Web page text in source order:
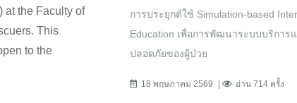
at the Faculty of
This
to the
การประยุกต์ใช้ Simulation-based
Education เพื่อการพัฒนาระบบบริการ
ปลอดภัยของผู้ป่วย
18 พฤษภาคม 2569 อ่าน 714 ครั้ง